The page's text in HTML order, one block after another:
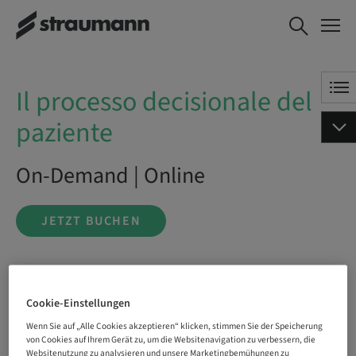
Il processo decisionale del
paziente
JETZT BUCHEN
Il processo decisionale del
paziente
On-Demand | Online
JETZT BUCHEN
buchbar
Cookie-Einstellungen
Wenn Sie auf „Alle Cookies akzeptieren“ klicken, stimmen Sie der Speicherung
von Cookies auf Ihrem Gerät zu, um die Websitenavigation zu verbessern, die